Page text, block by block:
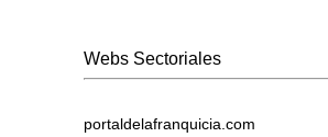
Webs Sectoriales
portaldelafranquicia.com